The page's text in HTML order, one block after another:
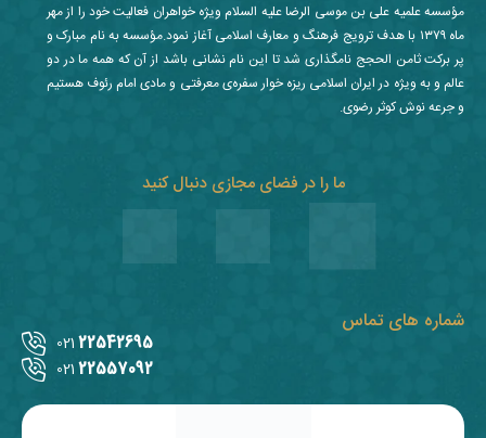
شماره های تماس
22542695
021
22557092
021
ما را در فضای مجازی دنبال کنید
مؤسسه علمیه علی بن موسی الرضا علیه السلام ویژه خواهران فعالیت خود را از مهر
ماه ۱۳۷۹ با هدف ترویج فرهنگ و معارف اسلامی آغاز نمود.مؤسسه به نام مبارک و
پر برکت ثامن الحجج نامگذاری شد تا این نام نشانی باشد از آن که همه ما در دو
عالم و به ویژه در ایران اسلامی ریزه خوار سفره‌ی معرفتی و مادی امام رئوف هستیم
و جرعه نوش کوثر رضوی.